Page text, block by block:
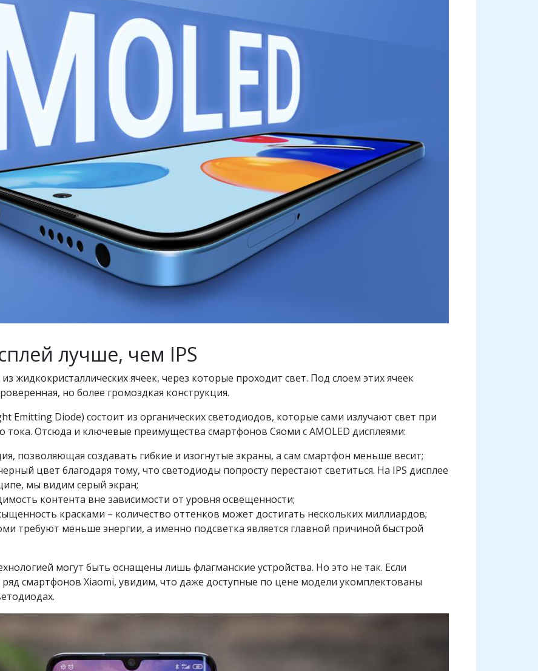
лучше, чем IPS
жидкокристаллических ячеек, через которые проходит свет. Под слоем этих ячеек
но более громоздкая конструкция.
Emitting Diode) состоит из органических светодиодов, которые сами излучают свет при
тока. Отсюда и ключевые преимущества смартфонов Сяоми с AMOLED дисплеями:
позволяющая создавать гибкие и изогнутые экраны, а сам смартфон меньше весит;
цвет благодаря тому, что светодиоды попросту перестают светиться. На IPS дисплее
мы видим серый экран;
контента вне зависимости от уровня освещенности;
красками – количество оттенков может достигать нескольких миллиардов;
требуют меньше энергии, а именно подсветка является главной причиной быстрой
могут быть оснащены лишь флагманские устройства. Но это не так. Если
смартфонов Xiaomi, увидим, что даже доступные по цене модели укомплектованы